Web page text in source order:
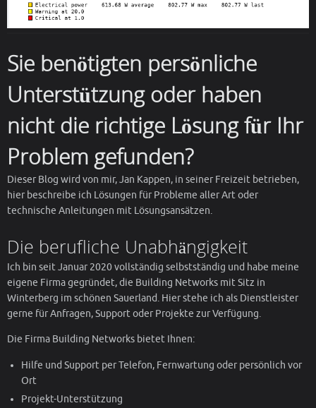
Sie benötigten persönliche
Unterstützung oder haben
nicht die richtige Lösung für Ihr
Problem gefunden?
Dieser Blog wird von mir, Jan Kappen, in seiner Freizeit betrieben,
hier beschreibe ich Lösungen für Probleme aller Art oder
technische Anleitungen mit Lösungsansätzen.
Die berufliche Unabhängigkeit
Ich bin seit Januar 2020 vollständig selbstständig und habe meine
eigene Firma gegründet, die Building Networks mit Sitz in
Winterberg im schönen Sauerland. Hier stehe ich als Dienstleister
gerne für Anfragen, Support oder Projekte zur Verfügung.
Die Firma Building Networks bietet Ihnen:
Hilfe und Support per Telefon, Fernwartung oder persönlich vor
Ort
Projekt-Unterstützung